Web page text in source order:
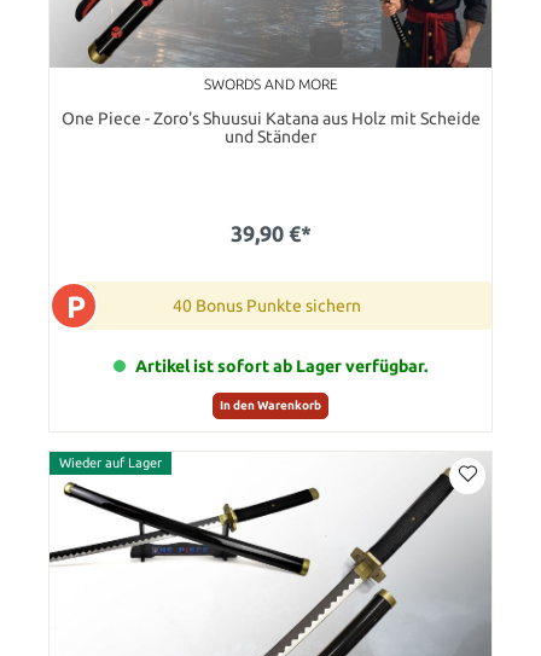
SWORDS AND MORE
One Piece - Zoro's Shuusui Katana aus Holz mit Scheide
und Ständer
39,90 €*
P 40 Bonus Punkte sichern
Artikel ist sofort ab Lager verfügbar.
In den Warenkorb
Wieder auf Lager